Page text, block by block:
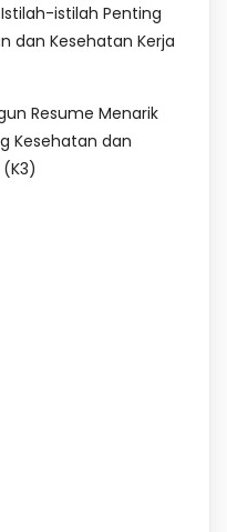
istilah Penting
dan Kesehatan Kerja
Resume Menarik
Kesehatan dan